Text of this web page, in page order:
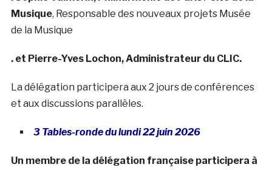
Musique, Responsable des nouveaux projets Musée
de la Musique
. et Pierre-Yves Lochon, Administrateur du CLIC.
La délégation participera aux 2 jours de conférences
et aux discussions parallèles.
3 Tables-ronde du lundi 22 juin 2026
Un membre de la délégation française participera à